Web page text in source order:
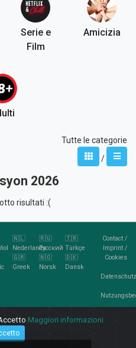
Serie e
Film
Amicizia
Tutte le categorie
/
2026
risultati :(
🇳🇱
Nederlands
🇷🇺
Русский
🇹🇷
Türkçe
🇬🇷
Greek
🇳🇴
Norsk
🇩🇰
Dansk
Contact/
Imprint/
Cookies
Maggiori informazioni